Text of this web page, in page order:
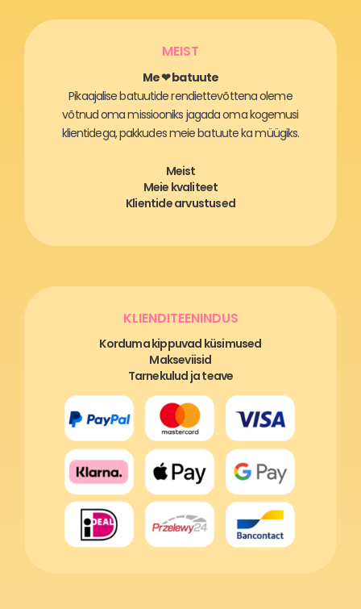
MEIST
Me ❤ batuute
Pikaajalise batuutide rendiettevõttena oleme
võtnud oma missiooniks jagada oma kogemusi
klientidega, pakkudes meie batuute ka müügiks.
Meist
Meie kvaliteet
Klientide arvustused
KLIENDITEENINDUS
Korduma kippuvad küsimused
Makseviisid
Tarnekulud ja teave